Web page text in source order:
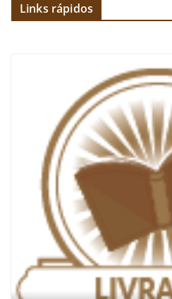
Links rápidos